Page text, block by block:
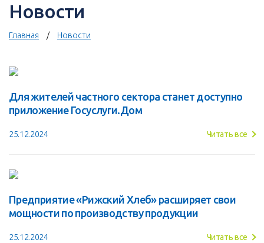
Новости
Главная Новости
Для жителей частного сектора станет доступно
приложение Госуслуги.Дом
25.12.2024 Читать все
Предприятие «Рижский Хлеб» расширяет свои
мощности по производству продукции
25.12.2024 Читать все